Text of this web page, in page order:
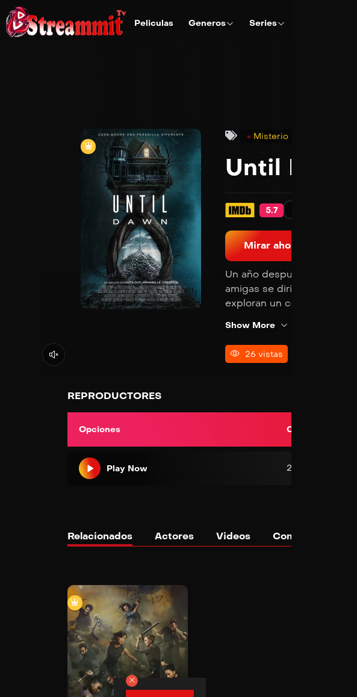
Peliculas Generos Series
Misterio
Until
5.7
Mirar ahora
Un año después de la
amigas se dirigen al
exploran un centro de
encontrarse de nuevo al
Show More
26 vistas
REPRODUCTORES
Opciones Calidad
Play Now 2K
Relacionados Actores Videos Comentarios
La vieja guardia 2
2025 107 min